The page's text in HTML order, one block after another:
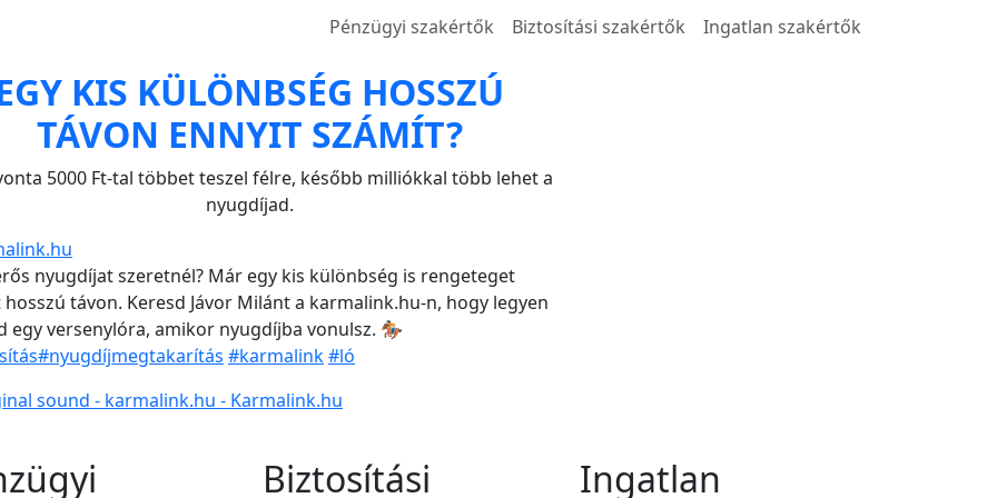
Pénzügyi szakértők Biztosítási szakértők Ingatlan szakértők
KIS KÜLÖNBSÉG HOSSZÚ
TÁVON ENNYIT SZÁMÍT?
5000 Ft-tal többet teszel félre, később milliókkal több lehet a
nyugdíjad.
nyugdíjat szeretnél? Már egy kis különbség is rengeteget
távon. Keresd Jávor Milánt a karmalink.hu-n, hogy legyen
egy versenylóra, amikor nyugdíjba vonulsz. 🏇🏼
#nyugdíjmegtakarítás #karmalink#ló
sound - karmalink.hu - Karmalink.hu
Biztosítási
Ingatlan